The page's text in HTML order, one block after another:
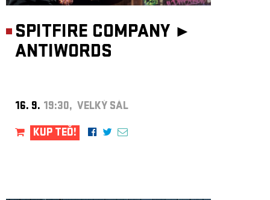
SPITFIRE COMPANY ►
ANTIWORDS
16. 9. 19:30, VELKÝ SÁL
KUP TEĎ!